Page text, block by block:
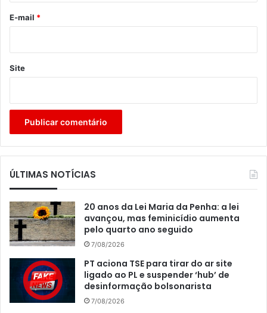
*
E-mail *
Site
ÚLTIMAS NOTÍCIAS
20 anos da Lei Maria da Penha: a lei
avançou, mas feminicídio aumenta
pelo quarto ano seguido
7/08/2026
PT aciona TSE para tirar do ar site
ligado ao PL e suspender ‘hub’ de
desinformação bolsonarista
7/08/2026